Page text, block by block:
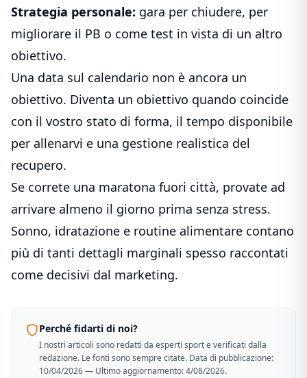
Strategia personale: gara per chiudere, per
migliorare il PB o come test in vista di un altro
obiettivo.
Una data sul calendario non è ancora un
obiettivo. Diventa un obiettivo quando coincide
con il vostro stato di forma, il tempo disponibile
per allenarvi e una gestione realistica del
recupero.
Se correte una maratona fuori città, provate ad
arrivare almeno il giorno prima senza stress.
Sonno, idratazione e routine alimentare contano
più di tanti dettagli marginali spesso raccontati
come decisivi dal marketing.
Perché fidarti di noi?
I nostri articoli sono redatti da esperti sport e verificati dalla
redazione. Le fonti sono sempre citate. Data di pubblicazione:
10/04/2026 — Ultimo aggiornamento: 4/08/2026.